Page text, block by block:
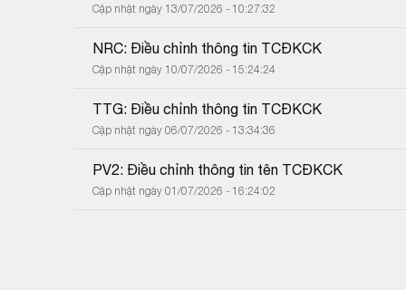
Cập nhật ngày 13/07/2026 - 10:27:32
NRC: Điều chỉnh thông tin TCĐKCK
Cập nhật ngày 10/07/2026 - 15:24:24
TTG: Điều chỉnh thông tin TCĐKCK
Cập nhật ngày 06/07/2026 - 13:34:36
PV2: Điều chỉnh thông tin tên TCĐKCK
Cập nhật ngày 01/07/2026 - 16:24:02